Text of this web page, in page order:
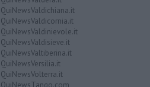
QuiNewsValdichiana.it
QuiNewsValdicornia.it
QuiNewsValdinievole.it
QuiNewsValdisieve.it
QuiNewsValtiberina.it
QuiNewsVersilia.it
QuiNewsVolterra.it